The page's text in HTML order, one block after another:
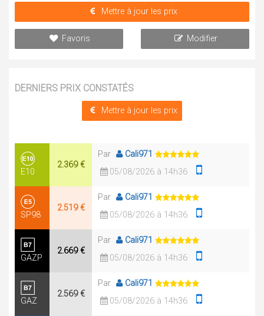
Mettre à jour les prix
Favoris Modifier
DERNIERS PRIX CONSTATÉS
Mettre à jour les prix
E10
2.369 €
Par
Cali971
05/08/2026 à 14h36
SP98
2.519 €
Par
Cali971
05/08/2026 à 14h36
GAZP
2.669 €
Par
Cali971
05/08/2026 à 14h36
GAZ
2.569 €
Par
Cali971
05/08/2026 à 14h36